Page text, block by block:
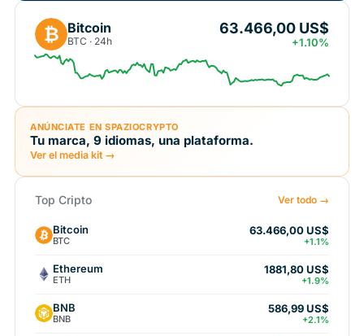
₿ Bitcoin
BTC · 24h
63.466,00 US$
+1.10%
ANÚNCIATE EN SPAZIOCRYPTO
Tu marca, 9 idiomas, una plataforma.
Ver el media kit →
Top Cripto Ver todo →
Bitcoin
BTC
63.466,00 US$
+1.1%
Ethereum
ETH
1881,80 US$
+1.9%
BNB
BNB
586,99 US$
+2.1%